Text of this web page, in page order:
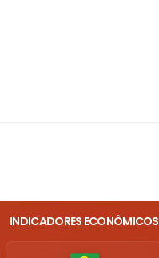
INDICADORES ECONÔMICOS